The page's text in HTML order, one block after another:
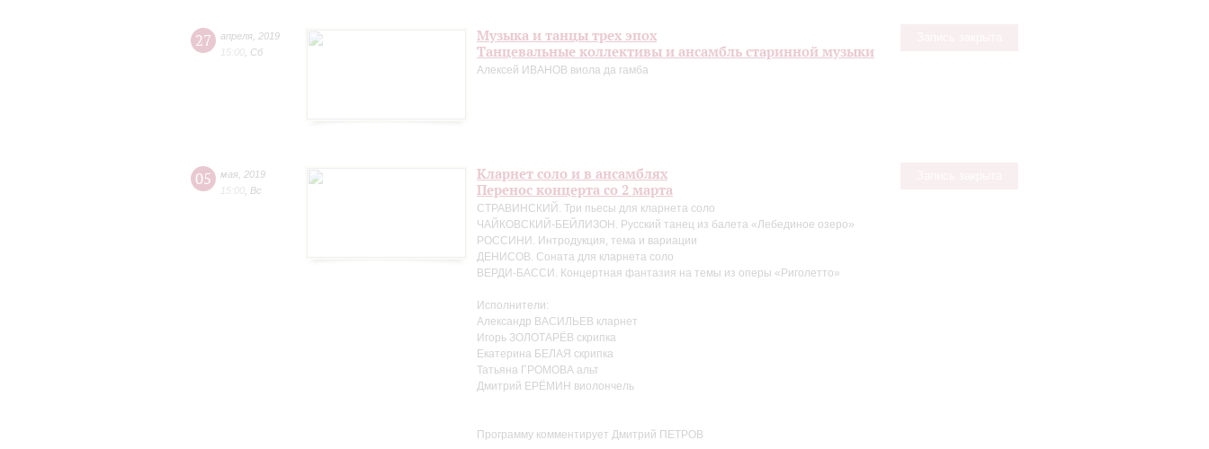
27 апреля 2019
15:00 Сб
Музыка и танцы трех эпох
Танцевальные коллективы и ансамбль старинной музыки
Алексей ИВАНОВ виола да гамба
05 мая 2019
15:00 Вс
Кларнет соло и в ансамблях
Перенос концерта со 2 марта
СТРАВИНСКИЙ. Три пьесы для кларнета соло
ЧАЙКОВСКИЙ-БЕЙЛИЗОН. Русский танец из балета «Лебединое озеро»
РОССИНИ. Интродукция, тема и вариации
ДЕНИСОВ. Соната для кларнета соло
ВЕРДИ-БАССИ. Концертная фантазия на темы из оперы «Риголетто»
Исполнители:
Александр ВАСИЛЬЕВ кларнет
Игорь ЗОЛОТАРЁВ скрипка
Екатерина БЕЛАЯ скрипка
Татьяна ГРОМОВА альт
Дмитрий ЕРЁМИН виолончель
Программу комментирует Дмитрий ПЕТРОВ